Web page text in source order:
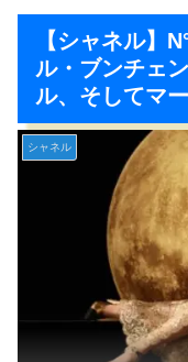
【シャネル】
ル・ブンチェ
ル、そしてマ
シャネル